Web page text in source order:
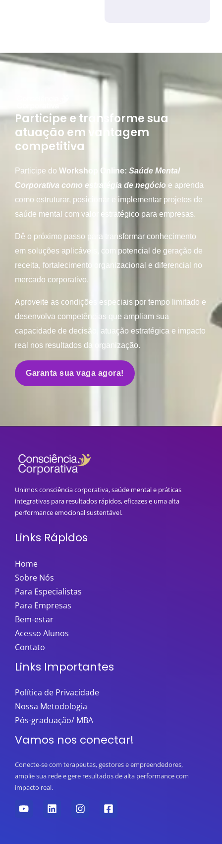
Participe e transforme sua
atuação em vantagem
competitiva
Participe do Workshop Online: Saúde Mental
Corporativa como estratégia de negócio e aprenda
como estruturar, posicionar e implementar projetos de
saúde mental com valor estratégico para empresas.
Dê o próximo passo para transformar conhecimento
em soluções aplicáveis, com potencial de geração de
receita, fortalecimento organizacional e diferencial no
mercado corporativo.
Aproveite as condições especiais por tempo limitado e
desenvolva competências que ampliam sua
capacidade de decisão, atuação estratégica e impacto
real nos resultados da organização.
Garanta sua vaga agora!
Unimos consciência corporativa, saúde mental e práticas
integrativas para resultados rápidos, eficazes e uma alta
performance emocional sustentável.
Links Rápidos
Home
Sobre Nós
Para Especialistas
Para Empresas
Bem-estar
Acesso Alunos
Contato
Links Importantes
Política de Privacidade
Nossa Metodologia
Pós-graduação/ MBA
Vamos nos conectar!
Conecte-se com terapeutas, gestores e empreendedores,
amplie sua rede e gere resultados de alta performance com
impacto real.